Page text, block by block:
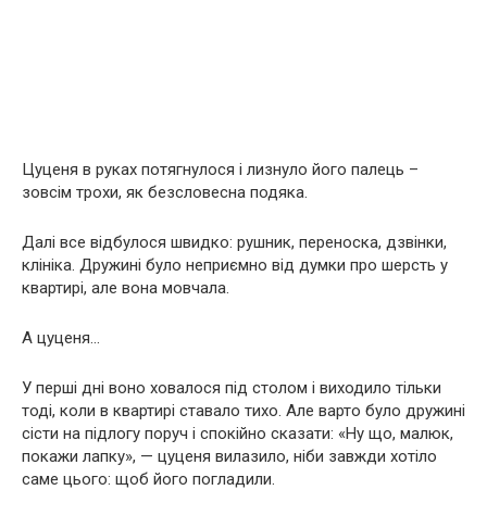
Цуценя в руках потягнулося і лизнуло його палець –
зовсім трохи, як безсловесна подяка.
Далі все відбулося швидко: рушник, переноска, дзвінки,
клініка. Дружині було неприємно від думки про шерсть у
квартирі, але вона мовчала.
А цуценя…
У перші дні воно ховалося під столом і виходило тільки
тоді, коли в квартирі ставало тихо. Але варто було дружині
сісти на підлогу поруч і спокійно сказати: «Ну що, малюк,
покажи лапку», — цуценя вилазило, ніби завжди хотіло
саме цього: щоб його погладили.